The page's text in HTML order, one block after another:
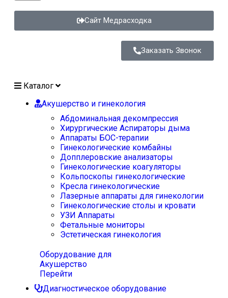
Сайт Медрасходка
Заказать Звонок
Каталог
Акушерство и гинекология
Абдоминальная декомпрессия
Хирургические Аспираторы дыма
Аппараты БОС-терапии
Гинекологические комбайны
Допплеровские анализаторы
Гинекологические коагуляторы
Кольпоскопы гинекологические
Кресла гинекологические
Лазерные аппараты для гинекологии
Гинекологические столы и кровати
УЗИ Аппараты
Фетальные мониторы
Эстетическая гинекология
Оборудование для
Акушерство
Перейти
Диагностическое оборудование